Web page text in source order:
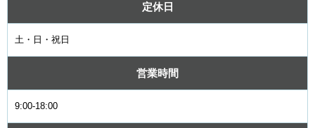
定休日
土・日・祝日
営業時間
9:00-18:00